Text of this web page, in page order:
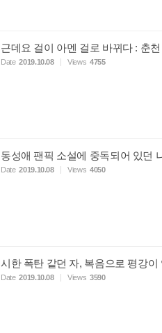
근데요 걸이 아멘 걸로 바뀌다 : 춘
Date 2019.10.08 Views 4755
동성애 팬픽 소설에 중독되어 있던
Date 2019.10.08 Views 4050
시한 폭탄 같던 자, 복음으로 평강
Date 2019.10.08 Views 3590